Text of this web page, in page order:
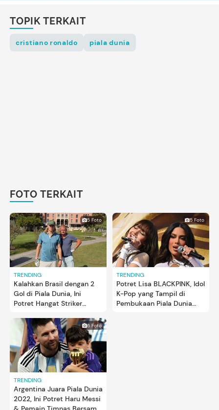
TOPIK TERKAIT
cristiano ronaldo piala dunia
FOTO TERKAIT
5 Foto
TRENDING
Kalahkan Brasil dengan 2
Gol di Piala Dunia, Ini
Potret Hangat Striker
Orang Tua
5 Foto
TRENDING
Potret Lisa BLACKPINK, Idol
K-Pop yang Tampil di
Pembukaan Piala Dunia
6 Foto
TRENDING
Argentina Juara Piala Dunia
2022, Ini Potret Haru Messi